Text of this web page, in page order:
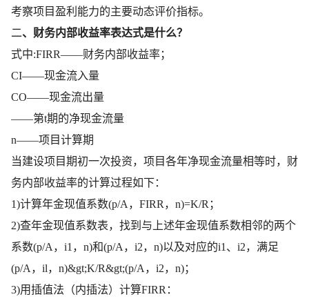
考察项目盈利能力的主要动态评价指标。
二、财务内部收益率表达式是什么？
式中:FIRR——财务内部收益率；
CI——现金流入量
CO——现金流出量
——第t期的净现金流量
n——项目计算期
当建设项目期初一次投资，项目各年净现金流量相等时，财
务内部收益率的计算过程如下：
1)计算年金现值系数(p/A，FIRR，n)=K/R；
2)查年金现值系数表，找到与上述年金现值系数相邻的两个
系数(p/A，i1，n)和(p/A，i2，n)以及对应的i1、i2，满足
(p/A，il，n)&gt;K/R&gt;(p/A，i2，n)；
3)用插值法（内插法）计算FIRR：